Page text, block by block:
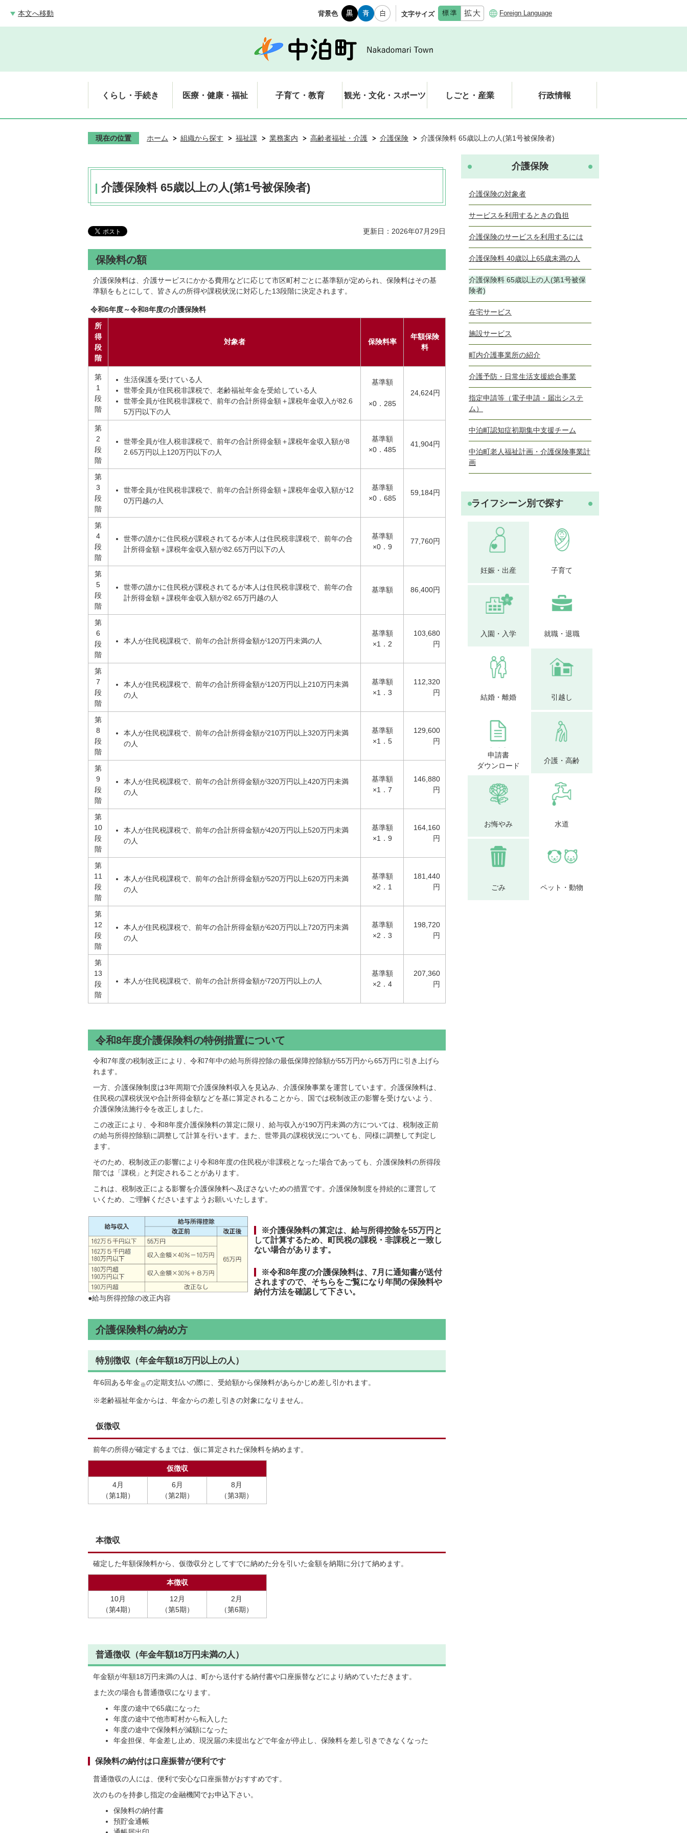
本文へ移動 背景色 文字サイズ Foreign Language
くらし・手続き 医療・健康・福祉 子育て・教育 観光・文化・スポーツ しごと・産業 行政情報
現在の位置 ホーム 組織から探す 福祉課 業務案内 高齢者福祉・介護 介護保険 介護保険料 65歳以上の人(第1号被保険者)
介護保険料 65歳以上の人(第1号被保険者)
更新日：2026年07月29日
保険料の額
介護保険料は、介護サービスにかかる費用などに応じて市区町村ごとに基準額が定められ、保険料はその基
準額をもとにして、皆さんの所得や課税状況に対応した13段階に決定されます。
令和6年度～令和8年度の介護保険料
所
得
段
階
対象者 保険料率
年額保険
料
第
1
段
階
生活保護を受けている人
世帯全員が住民税非課税で、老齢福祉年金を受給している人
世帯全員が住民税非課税で、前年の合計所得金額＋課税年金収入が82.6
5万円以下の人
基準額
×0．285
24,624円
第
2
段
階
世帯全員が住人税非課税で、前年の合計所得金額＋課税年金収入額が8
2.65万円以上120万円以下の人
基準額
×0．485
41,904円
第
3
段
階
世帯全員が住民税非課税で、前年の合計所得金額＋課税年金収入額が12
0万円越の人
基準額
×0．685
59,184円
第
4
段
階
世帯の誰かに住民税が課税されてるが本人は住民税非課税で、前年の合
計所得金額＋課税年金収入額が82.65万円以下の人
基準額
×0．9
77,760円
第
5
段
階
世帯の誰かに住民税が課税されてるが本人は住民税非課税で、前年の合
計所得金額＋課税年金収入額が82.65万円越の人
基準額 86,400円
第
6
段
階
本人が住民税課税で、前年の合計所得金額が120万円未満の人
基準額
×1．2
103,680
円
第
7
段
階
本人が住民税課税で、前年の合計所得金額が120万円以上210万円未満
の人
基準額
×1．3
112,320
円
第
8
段
階
本人が住民税課税で、前年の合計所得金額が210万円以上320万円未満
の人
基準額
×1．5
129,600
円
第
9
段
階
本人が住民税課税で、前年の合計所得金額が320万円以上420万円未満
の人
基準額
×1．7
146,880
円
第
10
段
階
本人が住民税課税で、前年の合計所得金額が420万円以上520万円未満
の人
基準額
×1．9
164,160
円
第
11
段
階
本人が住民税課税で、前年の合計所得金額が520万円以上620万円未満
の人
基準額
×2．1
181,440
円
第
12
段
階
本人が住民税課税で、前年の合計所得金額が620万円以上720万円未満
の人
基準額
×2．3
198,720
円
第
13
段
階
本人が住民税課税で、前年の合計所得金額が720万円以上の人
基準額
×2．4
207,360
円
令和8年度介護保険料の特例措置について
令和7年度の税制改正により、令和7年中の給与所得控除の最低保障控除額が55万円から65万円に引き上げら
れます。
一方、介護保険制度は3年周期で介護保険料収入を見込み、介護保険事業を運営しています。介護保険料は、
住民税の課税状況や合計所得金額などを基に算定されることから、国では税制改正の影響を受けないよう、
介護保険法施行令を改正しました。
この改正により、令和8年度介護保険料の算定に限り、給与収入が190万円未満の方については、税制改正前
の給与所得控除額に調整して計算を行います。また、世帯員の課税状況についても、同様に調整して判定し
ます。
そのため、税制改正の影響により令和8年度の住民税が非課税となった場合であっても、介護保険料の所得段
階では「課税」と判定されることがあります。
これは、税制改正による影響を介護保険料へ及ぼさないための措置です。介護保険制度を持続的に運営して
いくため、ご理解くださいますようお願いいたします。
●給与所得控除の改正内容
※介護保険料の算定は、給与所得控除を55万円と
して計算するため、町民税の課税・非課税と一致し
ない場合があります。
※令和8年度の介護保険料は、7月に通知書が送付
されますので、そちらをご覧になり年間の保険料や
納付方法を確認して下さい。
介護保険料の納め方
特別徴収（年金年額18万円以上の人）
年6回ある年金※の定期支払いの際に、受給額から保険料があらかじめ差し引かれます。
※老齢福祉年金からは、年金からの差し引きの対象になりません。
仮徴収
前年の所得が確定するまでは、仮に算定された保険料を納めます。
仮徴収
4月
（第1期）
6月
（第2期）
8月
（第3期）
本徴収
確定した年額保険料から、仮徴収分としてすでに納めた分を引いた金額を納期に分けて納めます。
本徴収
10月
（第4期）
12月
（第5期）
2月
（第6期）
普通徴収（年金年額18万円未満の人）
年金額が年額18万円未満の人は、町から送付する納付書や口座振替などにより納めていただきます。
また次の場合も普通徴収になります。
年度の途中で65歳になった
年度の途中で他市町村から転入した
年度の途中で保険料が減額になった
年金担保、年金差し止め、現況届の未提出などで年金が停止し、保険料を差し引きできなくなった
保険料の納付は口座振替が便利です
普通徴収の人には、便利で安心な口座振替がおすすめです。
次のものを持参し指定の金融機関でお申込下さい。
保険料の納付書
預貯金通帳
介護保険
介護保険の対象者
サービスを利用するときの負担
介護保険のサービスを利用するには
介護保険料 40歳以上65歳未満の人
介護保険料 65歳以上の人(第1号被保
険者)
在宅サービス
施設サービス
町内介護事業所の紹介
介護予防・日常生活支援総合事業
指定申請等（電子申請・届出システ
ム）
中泊町認知症初期集中支援チーム
中泊町老人福祉計画・介護保険事業計
画
ライフシーン別で探す
妊娠・出産 子育て
入園・入学 就職・退職
結婚・離婚 引越し
申請書
ダウンロード
介護・高齢
お悔やみ 水道
ごみ ペット・動物